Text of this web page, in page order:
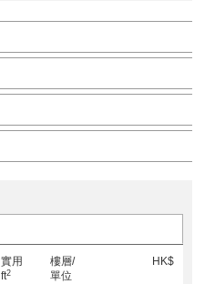
實用
ft2
樓層/
單位
HK$